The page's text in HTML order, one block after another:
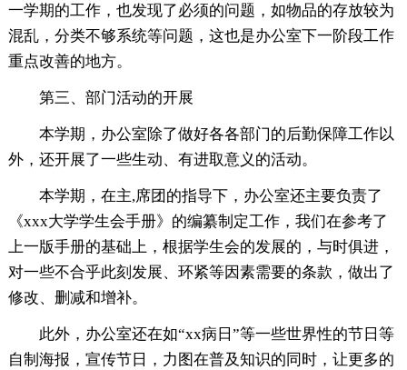
一学期的工作，也发现了必须的问题，如物品的存放较为
混乱，分类不够系统等问题，这也是办公室下一阶段工作
重点改善的地方。
第三、部门活动的开展
本学期，办公室除了做好各各部门的后勤保障工作以
外，还开展了一些生动、有进取意义的活动。
本学期，在主,席团的指导下，办公室还主要负责了
《xxx大学学生会手册》的编纂制定工作，我们在参考了
上一版手册的基础上，根据学生会的发展的，与时俱进，
对一些不合乎此刻发展、环紧等因素需要的条款，做出了
修改、删减和增补。
此外，办公室还在如“xx病日”等一些世界性的节日等
自制海报，宣传节日，力图在普及知识的同时，让更多的